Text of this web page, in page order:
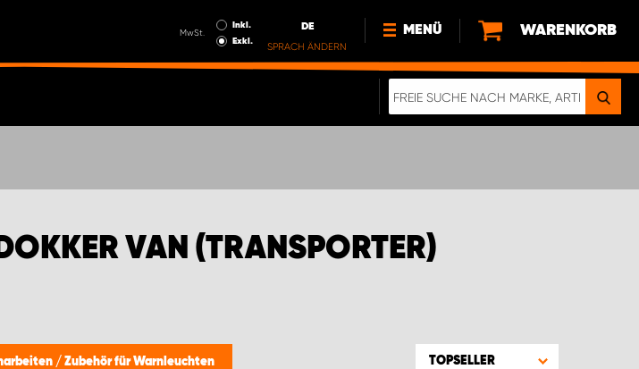
MwSt.
Inkl.
Exkl.
DE
SPRACH ÄNDERN
MENÜ
NEWS
WARENKORB
VAN (TRANSPORTER)
/ Zubehör für Warnleuchten TOPSELLER